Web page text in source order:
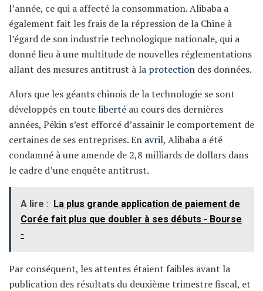
l’année, ce qui a affecté la consommation. Alibaba a
également fait les frais de la répression de la Chine à
l’égard de son industrie technologique nationale, qui a
donné lieu à une multitude de nouvelles réglementations
allant des mesures antitrust à la protection des données.
Alors que les géants chinois de la technologie se sont
développés en touteliberté au cours des dernières
années, Pékin s’est efforcé d’assainir le comportement de
certaines de ses entreprises. En avril, Alibaba a été
condamné à une amende de 2,8 milliards de dollars dans
le cadre d’une enquête antitrust.
A lire : La plus grande application de paiement de
Corée fait plus que doubler à ses débuts - Bourse
-
Par conséquent, les attentes étaient faibles avant la
publication des résultats du deuxième trimestre fiscal, et